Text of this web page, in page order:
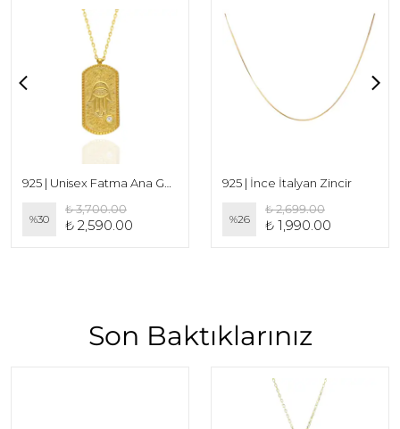
%30
₺ 3,700.00
₺ 2,590.00
925 | İnce İtalyan Zincir
%26
₺ 2,699.00
₺ 1,990.00
Son Baktıklarınız